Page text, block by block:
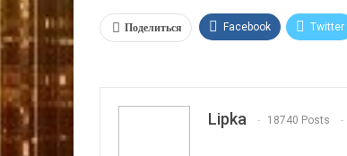
Поделиться Facebook Twitter
Lipka 18740 Posts